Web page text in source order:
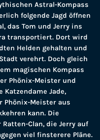
Astral-Kompass
folgende Jagd öffnen
das Tom und Jerry ins
transportiert. Dort wird
Helden gehalten und
verehrt. Doch gleich
magischen Kompass
Phönix-Meister und
Jade,
Phönix-Meister aus
kann. Die
Clan, die Jerry auf
viel finsterere Pläne.